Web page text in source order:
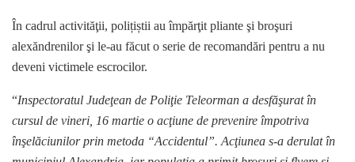
În cadrul activităţii, polițiștii au împărţit pliante şi broşuri
alexăndrenilor şi le-au făcut o serie de recomandări pentru a nu
deveni victimele escrocilor.
“Inspectoratul Judeţean de Poliţie Teleorman a desfăşurat în
cursul de vineri, 16 martie o acţiune de prevenire împotriva
înşelăciunilor prin metoda “Accidentul”. Acţiunea s-a derulat în